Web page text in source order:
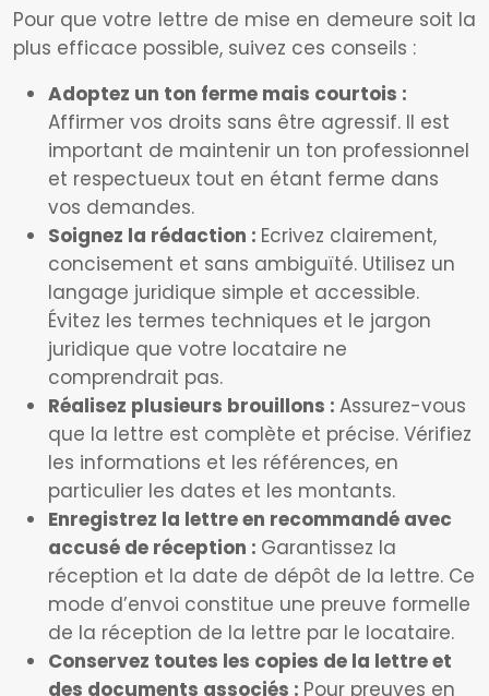
Pour que votre lettre de mise en demeure soit la
plus efficace possible, suivez ces conseils :
Adoptez un ton ferme mais courtois :
Affirmer vos droits sans être agressif. Il est
important de maintenir un ton professionnel
et respectueux tout en étant ferme dans
vos demandes.
Soignez la rédaction : Ecrivez clairement,
concisement et sans ambiguïté. Utilisez un
langage juridique simple et accessible.
Évitez les termes techniques et le jargon
juridique que votre locataire ne
comprendrait pas.
Réalisez plusieurs brouillons : Assurez-vous
que la lettre est complète et précise. Vérifiez
les informations et les références, en
particulier les dates et les montants.
Enregistrez la lettre en recommandé avec
accusé de réception : Garantissez la
réception et la date de dépôt de la lettre. Ce
mode d’envoi constitue une preuve formelle
de la réception de la lettre par le locataire.
Conservez toutes les copies de la lettre et
des documents associés : Pour preuves en